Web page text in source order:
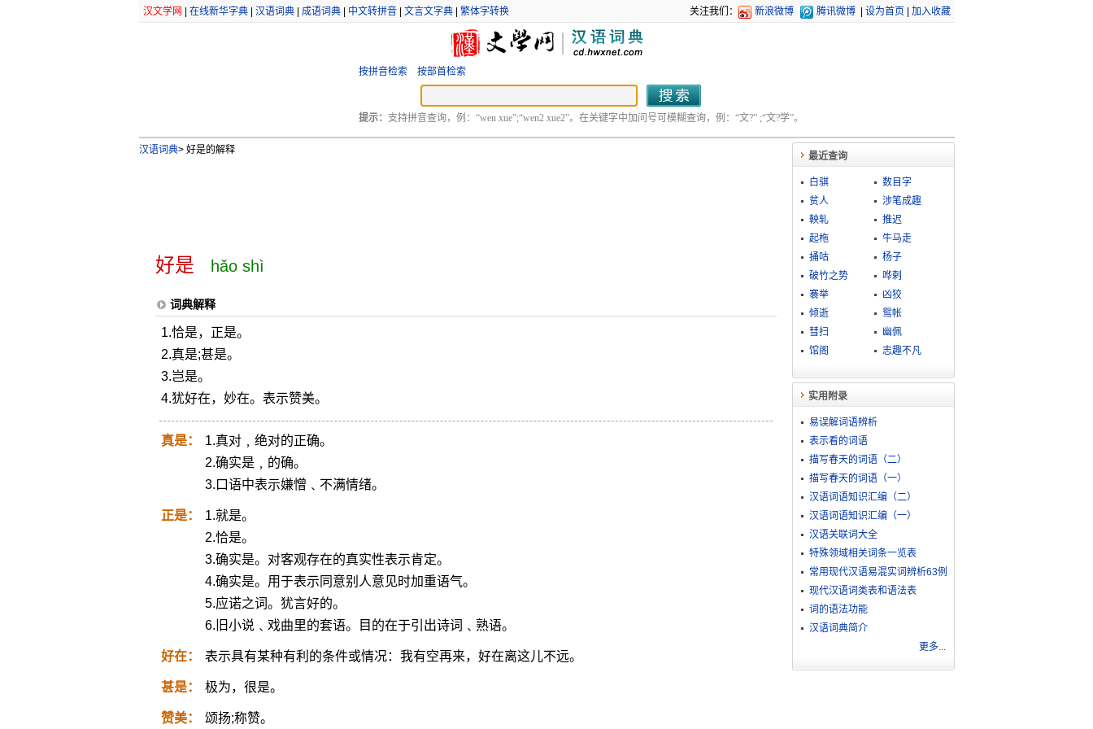
汉文学网 在线新华字典| 汉语词典| 成语词典| 中文转拼音| 文言文字典| 繁体字转换 关注我们： 新浪微博 腾讯微博 设为首页 加入收藏
按拼音检索 按部首检索
提示： 支持拼音查询，例：“wen xue”;“wen2 xue2”。在关键字中加问号可模糊查询，例：“文?” ;“文?学”。
汉语词典>好是的解释
好是 hǎo shì
词典解释
1.恰是，正是。
2.真是;甚是。
3.岂是。
4.犹好在，妙在。表示赞美。
真是：
1.真对﹐绝对的正确。
2.确实是﹐的确。
3.口语中表示嫌憎﹑不满情绪。
正是：
1.就是。
2.恰是。
3.确实是。对客观存在的真实性表示肯定。
4.确实是。用于表示同意别人意见时加重语气。
5.应诺之词。犹言好的。
6.旧小说﹑戏曲里的套语。目的在于引出诗词﹑熟语。
好在： 表示具有某种有利的条件或情况：我有空再来，好在离这儿不远。
甚是： 极为，很是。
赞美： 颂扬;称赞。
最近查询
白骐
数目字
贫人
涉笔成趣
軮轧
推迟
起柂
牛马走
捅咕
杨子
破竹之势
哗剌
褰举
凶狡
倾逝
鸳帐
彗扫
幽佩
馆阁
志趣不凡
实用附录
易误解词语辨析
表示看的词语
描写春天的词语（二）
描写春天的词语（一）
汉语词语知识汇编（二）
汉语词语知识汇编（一）
汉语关联词大全
特殊领域相关词条一览表
常用现代汉语易混实词辨析63例
现代汉语词类表和语法表
词的语法功能
汉语词典简介
更多...